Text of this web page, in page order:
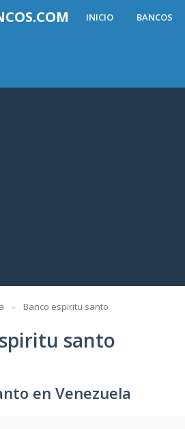
INICIO BANCOS
Banco espiritu santo
santo
en Venezuela